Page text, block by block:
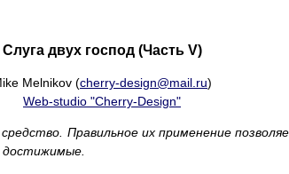
Слуга двух господ (Часть V)
Melnikov (cherry-design@mail.ru)
Web-studio "Cherry-Design"
Правильное их применение
достижимые.